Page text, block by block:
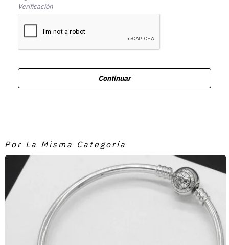
Verificación
Continuar
Por La Misma Categoría